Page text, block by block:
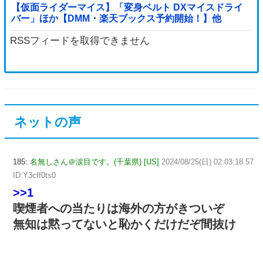
【仮面ライダーマイス】「変身ベルト DXマイスドライ
バー」ほか【DMM・楽天ブックス予約開始！】他
RSSフィードを取得できません
ネットの声
185: 名無しさん＠涙目です。(千葉県) [US] 2024/08/25(日) 02:03:18.57
ID:Y3cff0ts0
>>1
喫煙者への当たりは海外の方がきついぞ
無知は黙ってないと恥かくだけだぞ間抜け